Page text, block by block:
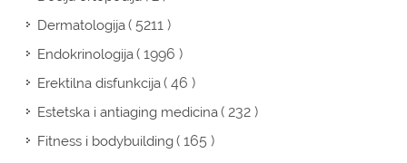
Dermatologija( 5211 )
Endokrinologija( 1996 )
Erektilna disfunkcija( 46 )
Estetska i antiaging medicina( 232 )
Fitness i bodybuilding( 165 )